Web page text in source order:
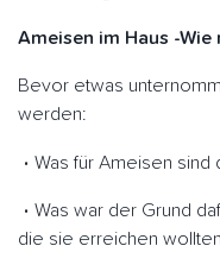
Ameisen im Haus -Wie
Bevor etwas
werden:
Was für Ameisen sind
Was war der Grund
die sie erreichen